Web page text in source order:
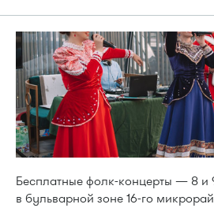
Бесплатные фолк-концерты — 8 и
в бульварной зоне 16-го